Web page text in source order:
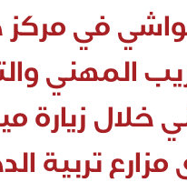
في مركز
المهني
خلال زيارة
مزارع تربية